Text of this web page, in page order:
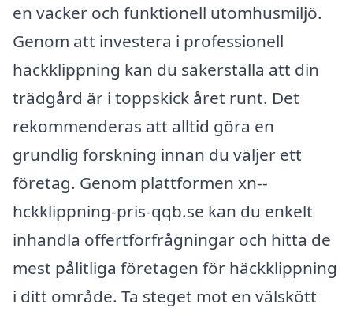
en vacker och funktionell utomhusmiljö.
Genom att investera i professionell
häckklippning kan du säkerställa att din
trädgård är i toppskick året runt. Det
rekommenderas att alltid göra en
grundlig forskning innan du väljer ett
företag. Genom plattformen xn--
hckklippning-pris-qqb.se kan du enkelt
inhandla offertförfrågningar och hitta de
mest pålitliga företagen för häckklippning
i ditt område. Ta steget mot en välskött